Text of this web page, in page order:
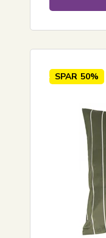
SPAR 50%